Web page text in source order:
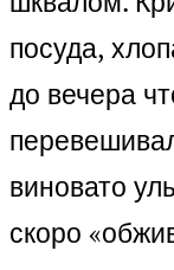
посуда,
до вечера
виновато
скоро